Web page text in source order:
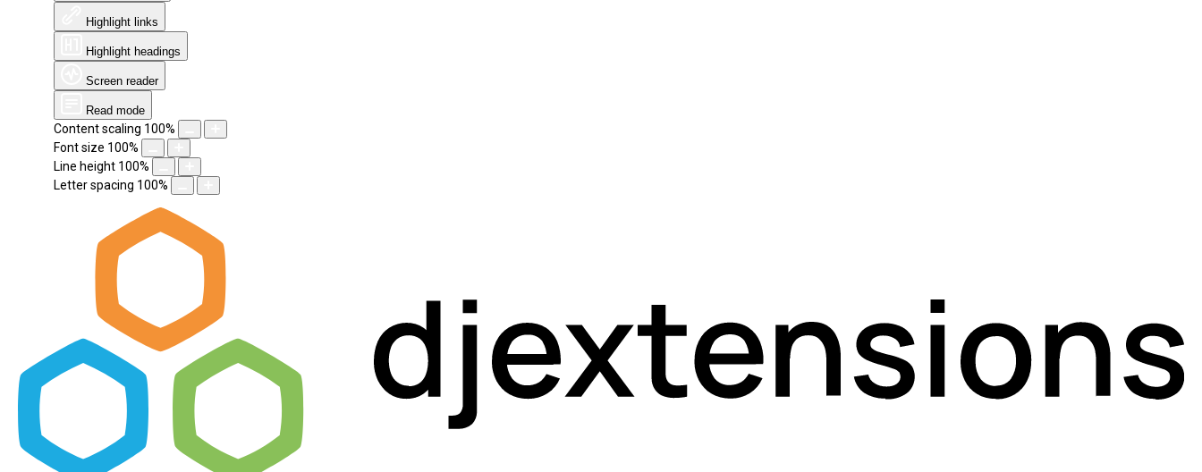
Highlight links
Highlight headings
Screen reader
Read mode
Content scaling 100%
Font size 100%
Line height 100%
Letter spacing 100%